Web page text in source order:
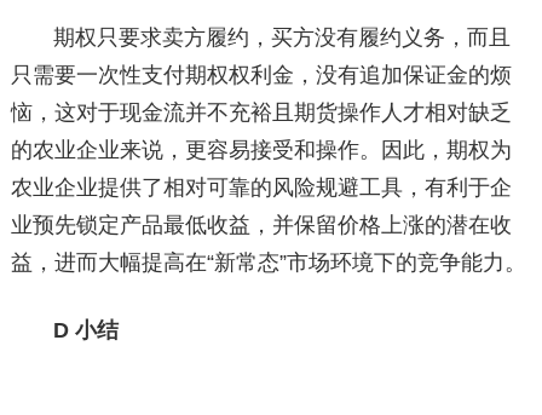
期权只要求卖方履约，买方没有履约义务，而且
只需要一次性支付期权权利金，没有追加保证金的烦
恼，这对于现金流并不充裕且期货操作人才相对缺乏
的农业企业来说，更容易接受和操作。因此，期权为
农业企业提供了相对可靠的风险规避工具，有利于企
业预先锁定产品最低收益，并保留价格上涨的潜在收
益，进而大幅提高在“新常态”市场环境下的竞争能力。
D 小结